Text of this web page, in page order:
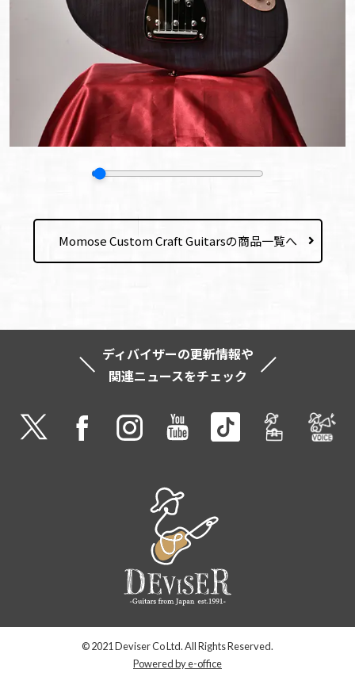
Momose Custom Craft Guitarsの商品一覧へ
ディバイザーの更新情報や
関連ニュースをチェック
© 2021 Deviser Co Ltd. All Rights Reserved.
Powered by e-office